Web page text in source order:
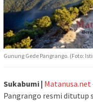
Gunung Gede Pangrango. (Foto:
Sukabumi | Matanusa.net
Pangrango resmi ditutup